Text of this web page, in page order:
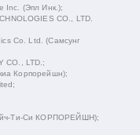
Inc. (Эпл Инк.);
CO., LTD.
Co. Ltd. (Самсунг
CO., LTD.;
Корпорейшн);
Ти-Си КОРПОРЕЙШН);